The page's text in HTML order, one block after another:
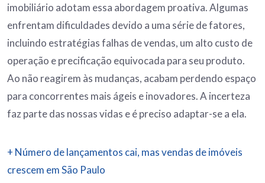
imobiliário adotam essa abordagem proativa. Algumas
enfrentam dificuldades devido a uma série de fatores,
incluindo estratégias falhas de vendas, um alto custo de
operação e precificação equivocada para seu produto.
Ao não reagirem às mudanças, acabam perdendo espaço
para concorrentes mais ágeis e inovadores. A incerteza
faz parte das nossas vidas e é preciso adaptar-se a ela.
+ Número de lançamentos cai, mas vendas de imóveis
crescem em São Paulo